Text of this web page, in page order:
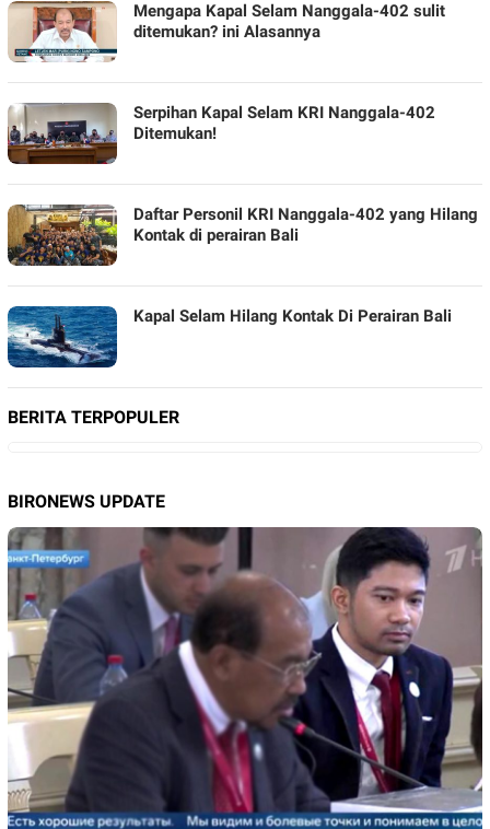
Mengapa Kapal Selam Nanggala-402 sulit
ditemukan? ini Alasannya
Serpihan Kapal Selam KRI Nanggala-402
Ditemukan!
Daftar Personil KRI Nanggala-402 yang Hilang
Kontak di perairan Bali
Kapal Selam Hilang Kontak Di Perairan Bali
BERITA TERPOPULER
BIRONEWS UPDATE